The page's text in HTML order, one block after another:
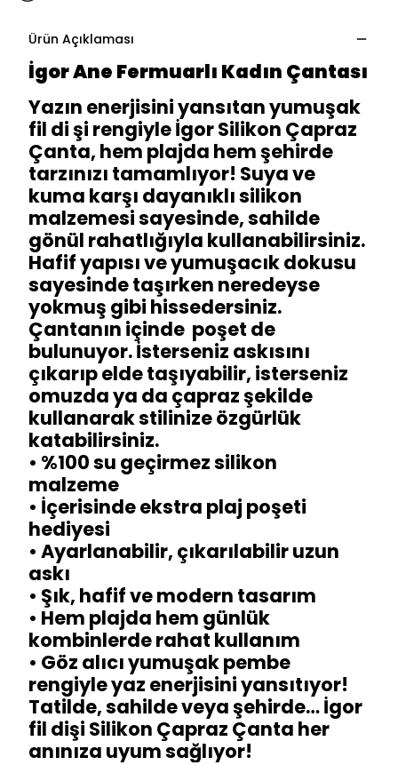
Ürün Açıklaması
İgor Ane Fermuarlı Kadın Çantası
Yazın enerjisini yansıtan yumuşak
fil di şi rengiyle İgor Silikon Çapraz
Çanta, hem plajda hem şehirde
tarzınızı tamamlıyor! Suya ve
kuma karşı dayanıklı silikon
malzemesi sayesinde, sahilde
gönül rahatlığıyla kullanabilirsiniz.
Hafif yapısı ve yumuşacık dokusu
sayesinde taşırken neredeyse
yokmuş gibi hissedersiniz.
Çantanın içinde poşet de
bulunuyor. İsterseniz askısını
çıkarıp elde taşıyabilir, isterseniz
omuzda ya da çapraz şekilde
kullanarak stilinize özgürlük
katabilirsiniz.
• %100 su geçirmez silikon
malzeme
• İçerisinde ekstra plaj poşeti
hediyesi
• Ayarlanabilir, çıkarılabilir uzun
askı
• Şık, hafif ve modern tasarım
• Hem plajda hem günlük
kombinlerde rahat kullanım
• Göz alıcı yumuşak pembe
rengiyle yaz enerjisini yansıtıyor!
Tatilde, sahilde veya şehirde… İgor
fil dişi Silikon Çapraz Çanta her
anınıza uyum sağlıyor!